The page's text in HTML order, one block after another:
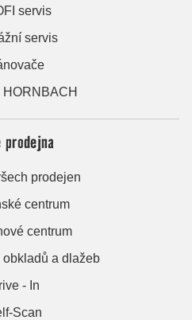
servis
servis
prodejna
prodejen
centrum
centrum
obkladů a dlažeb
- In
Scan